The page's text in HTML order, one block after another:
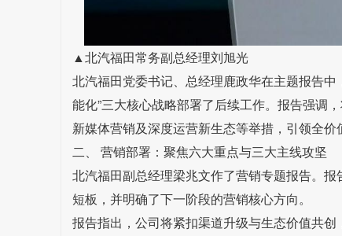
▲北汽福田常务副总经理刘旭光
北汽福田党委书记、总经理鹿政华在主题报告
能化”三大核心战略部署了后续工作。报告强调
新媒体营销及深度运营新生态等举措，引领全价
二、 营销部署：聚焦六大重点与三大主线攻坚
北汽福田副总经理梁兆文作了营销专题报告。
短板，并明确了下一阶段的营销核心方向。
报告指出，公司将紧扣渠道升级与生态价值共